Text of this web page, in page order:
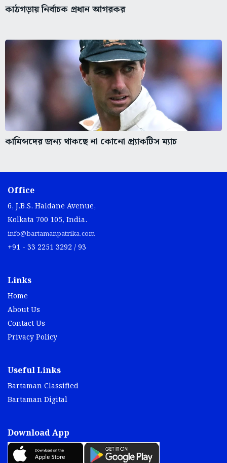
কাঠগড়ায় নির্বাচক প্রধান আগরকর
কামিন্সদের জন্য থাকছে না কোনো প্র্যাকটিস ম্যাচ
Office
6, J.B.S. Haldane Avenue,
Kolkata 700 105, India.
info@bartamanpatrika.com
+91 - 33 2251 3292 / 93
Links
Home
About Us
Contact Us
Privacy Policy
Useful Links
Bartaman Classified
Bartaman Digital
Download App